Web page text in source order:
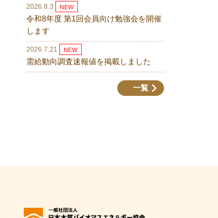
2026.8.3 NEW
令和8年度 第1回会員向け勉強会を開催
します
2026.7.21 NEW
需給動向調査速報値を掲載しました
一覧